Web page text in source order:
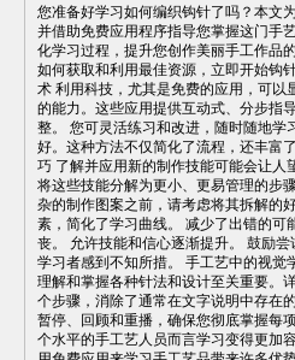
您准备好学习如何编织钩针了吗？本文
并借助免费应用程序指导您掌握这门手
化学习过程，提升您创作美丽手工作品
如何获取和利用最佳资源，立即开始钩
术 利用科技，尤其是免费的应用，可以
的能力。这些应用提供互动式、分步指
整。 您可灵活练习和改进，随时随地学
好。这种方法不仅简化了流程，还丰富
巧 了解并应用新的制作技能可能会让人
将这些技能分解为更小、更易管理的步
杂的制作图案之前，请考虑将其拆解的
素，简化了学习曲线。 减少了出错的可
丧。 允许技能和信心逐渐提升。 鼓励
学习者感到不知所措。 手工艺中的视觉
理解和掌握各种针法和设计至关重要。
个步骤，消除了通常在文字说明中存在
暂停、回顾和重播，确保您彻底掌握每
个水平的手工艺人员而言学习变得更加